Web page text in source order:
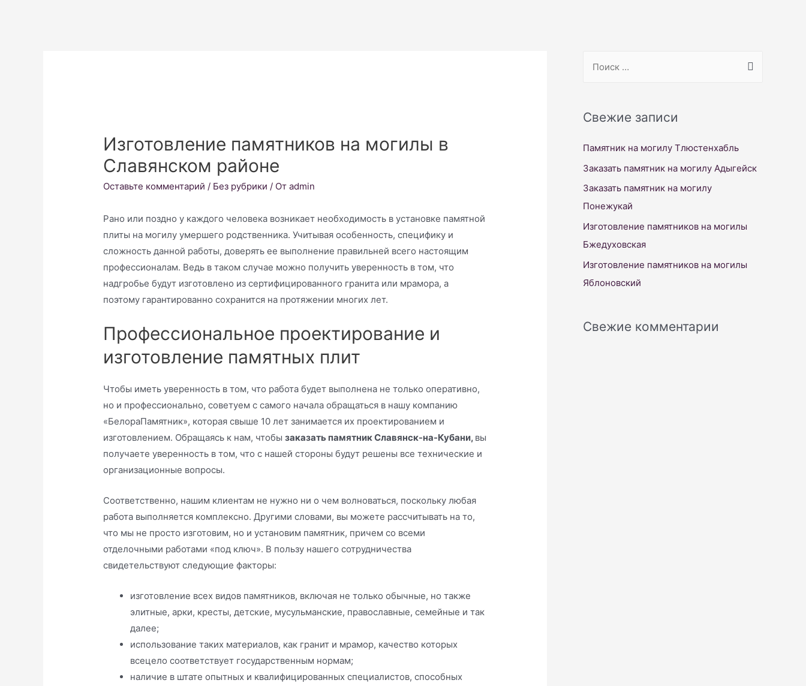
Изготовление памятников на могилы в
Славянском районе
Оставьте комментарий / Без рубрики / От admin
Рано или поздно у каждого человека возникает необходимость в установке памятной
плиты на могилу умершего родственника. Учитывая особенность, специфику и
сложность данной работы, доверять ее выполнение правильней всего настоящим
профессионалам. Ведь в таком случае можно получить уверенность в том, что
надгробье будут изготовлено из сертифицированного гранита или мрамора, а
поэтому гарантированно сохранится на протяжении многих лет.
Профессиональное проектирование и
изготовление памятных плит
Чтобы иметь уверенность в том, что работа будет выполнена не только оперативно,
но и профессионально, советуем с самого начала обращаться в нашу компанию
«БелораПамятник», которая свыше 10 лет занимается их проектированием и
изготовлением. Обращаясь к нам, чтобызаказать памятник Славянск-на-Кубани, вы
получаете уверенность в том, что с нашей стороны будут решены все технические и
организационные вопросы.
Соответственно, нашим клиентам не нужно ни о чем волноваться, поскольку любая
работа выполняется комплексно. Другими словами, вы можете рассчитывать на то,
что мы не просто изготовим, но и установим памятник, причем со всеми
отделочными работами «под ключ». В пользу нашего сотрудничества
свидетельствуют следующие факторы:
изготовление всех видов памятников, включая не только обычные, но также
элитные, арки, кресты, детские, мусульманские, православные, семейные и так
далее;
использование таких материалов, как гранит и мрамор, качество которых
всецело соответствует государственным нормам;
наличие в штате опытных и квалифицированных специалистов, способных
r
h
f
o
r
:
Свежие записи
Памятник на могилу Тлюстенхабль
Заказать памятник на могилу Адыгейск
Заказать памятник на могилу
Понежукай
Изготовление памятников на могилы
Бжедуховская
Изготовление памятников на могилы
Яблоновский
Свежие комментарии